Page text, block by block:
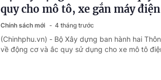
quy cho mô tô, xe gắn máy điện
Chính sách mới 4 tháng trước
(Chinhphu.vn) - Bộ Xây dựng ban hành hai
về động cơ và ắc quy sử dụng cho xe mô tô